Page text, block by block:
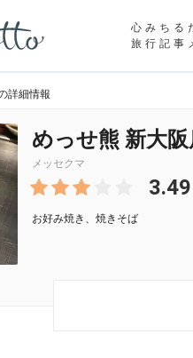
心みちる
旅行記事
詳細情報
めっせ熊 新大
メッセクマ
3.49
お好み焼き、焼きそば